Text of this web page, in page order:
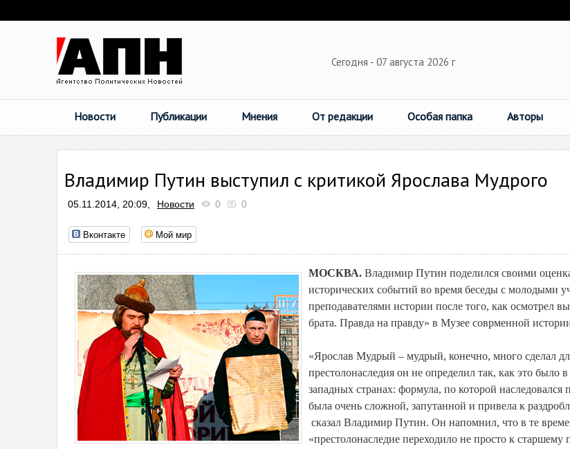
Сегодня - 07 августа 2026 г
Новости Публикации Мнения От редакции Особая папка Авторы
Владимир Путин выступил с критикой Ярослава Мудрого
05.11.2014, 20:09, Новости 0 0
Вконтакте Мой мир
МОСКВА. Владимир Путин поделился своими
исторических событий во время беседы с молодыми
преподавателями истории после того, как осмотрел
брата. Правда на правду» в Музее соврменной
«Ярослав Мудрый – мудрый, конечно, много сделал
престолонаследия он не определил так, как это было
западных странах: формула, по которой наследовался
была очень сложной, запутанной и привела к
сказал Владимир Путин. Он напомнил, что в те
«престолонаследие переходило не просто к